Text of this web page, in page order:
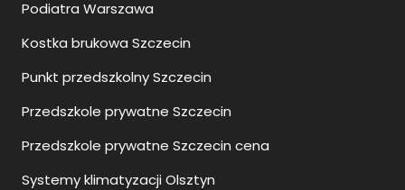
Podiatra Warszawa
Kostka brukowa Szczecin
Punkt przedszkolny Szczecin
Przedszkole prywatne Szczecin
Przedszkole prywatne Szczecin cena
Systemy klimatyzacji Olsztyn